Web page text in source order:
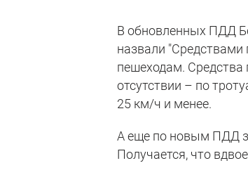
В обновленных ПДД
назвали
пешеходам. Средства
отсутствии – по
25 км/ч и менее.
А еще по новым ПДД
Получается, что